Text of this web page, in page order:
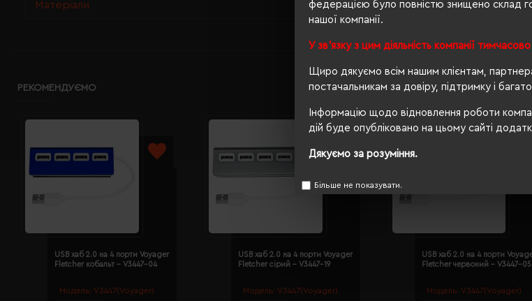
федерацією було повністю знищено склад
нашої компанії.
У зв'язку з цим діяльність компанії
Щиро дякуємо всім нашим клієнтам,
постачальникам за довіру, підтримку і
Інформацію щодо відновлення роботи
дій буде опубліковано на цьому сайті
Дякуємо за розуміння.
Більше не показувати.
Матеріали PC
РЕКОМЕНДУЄМО
Модель: V3447(Voyager)
USB хаб 2.0 на 4 порти Voyager
Fletcher кобальт - V3447-04
Модель: V3447(Voyager)
USB хаб 2.0 на 4 порти Voyager
Fletcher сірий - V3447-19
Модель: V3447(Voyager)
USB хаб 2.0 на 4 порти
Fletcher червоний - V3447-05